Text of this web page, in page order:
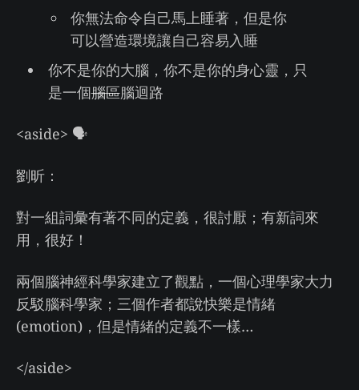
你無法命令自己馬上睡著，但是你
可以營造環境讓自己容易入睡
你不是你的大腦，你不是你的身心靈，只
是一個腦區腦迴路
<aside> 🗣
劉昕：
對一組詞彙有著不同的定義，很討厭；有新詞來
用，很好！
兩個腦神經科學家建立了觀點，一個心理學家大力
反駁腦科學家；三個作者都說快樂是情緒
(emotion)，但是情緒的定義不一樣…
</aside>